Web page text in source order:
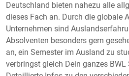
Deutschland bieten nahezu alle
dieses Fach an. Durch die globale
Unternehmen sind
Absolventen besonders gern
an, ein Semester im Ausland zu
verbringst gleich Dein ganzes